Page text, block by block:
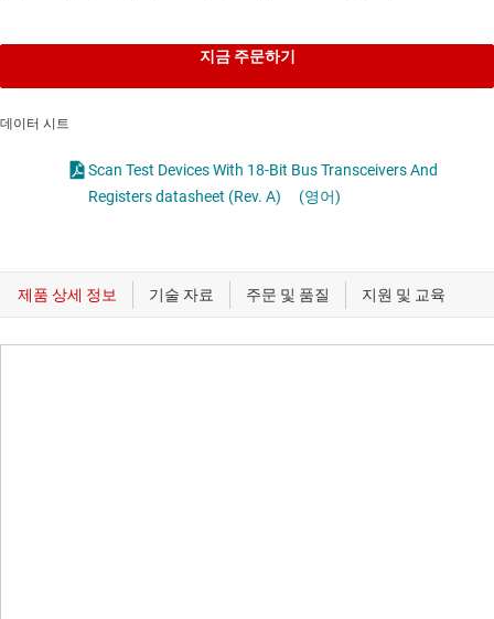
지금 주문하기
데이터 시트
Scan Test Devices With 18-Bit Bus Transceivers And
Registers datasheet (Rev. A)
(영어)